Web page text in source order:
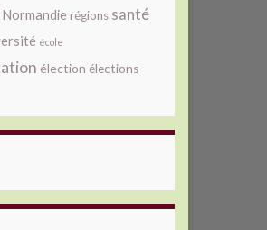
régions santé
école
élection élections